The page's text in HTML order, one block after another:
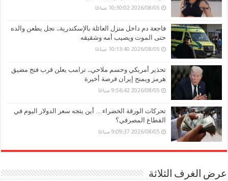
2026/08/05 10:30:02 صباحًا
فاجعة دم داخل منزل العائلة بالإسكندرية.. نجل يطعن والده
حتى الموت ويصيب أمه وشقيقه
2026/08/05 10:13:40 صباحًا
تحذير أمريكي وحسم ملاحي.. ترامب يعلن قرب فتح مضيق
هرمز ويمنح إيران فرصة أخيرة
2026/08/05 9:56:42 صباحًا
تحركات الورقة الخضراء… أين يتجه سعر الدولار اليوم في
القطاع المصرفي؟
2026/08/05 9:09:37 صباحًا
عرض الغرف الثلاثة